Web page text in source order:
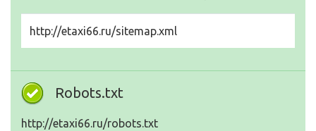
http://etaxi66.ru/sitemap.xml
Robots.txt
http://etaxi66.ru/robots.txt